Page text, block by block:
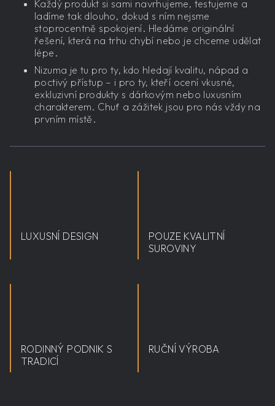
Každý produkt si sami navrhujeme, testujeme a
ladíme tak dlouho, dokud s ním nejsme
stoprocentně spokojení. Hledáme originální
řešení, která na trhu chybí nebo je chceme udělat
lépe.
Nizuma je tu pro ty, kdo hledají kvalitu, nápad a
poctivý přístup – i pro ty, kteří ocení vkusné,
exkluzivní produkty s dárkovým nebo luxusním
charakterem. Chuť a zážitek jsou pro nás vždy na
prvním místě.
LUXUSNÍ DESIGN
POUZE KVALITNÍ
SUROVINY
RODINNÝ PODNIK S
TRADICÍ
RUČNÍ VÝROBA